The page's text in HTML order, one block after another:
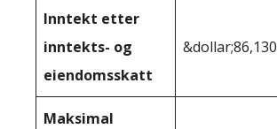
Inntekt etter
inntekts- og
eiendomsskatt
&dollar;86,130
Maksimal